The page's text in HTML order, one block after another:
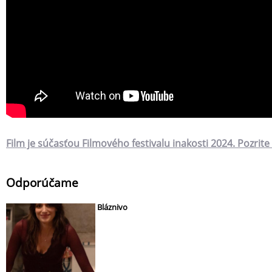
Film je súčasťou Filmového festivalu inakosti 2024.
Odporúčame
Bláznivo